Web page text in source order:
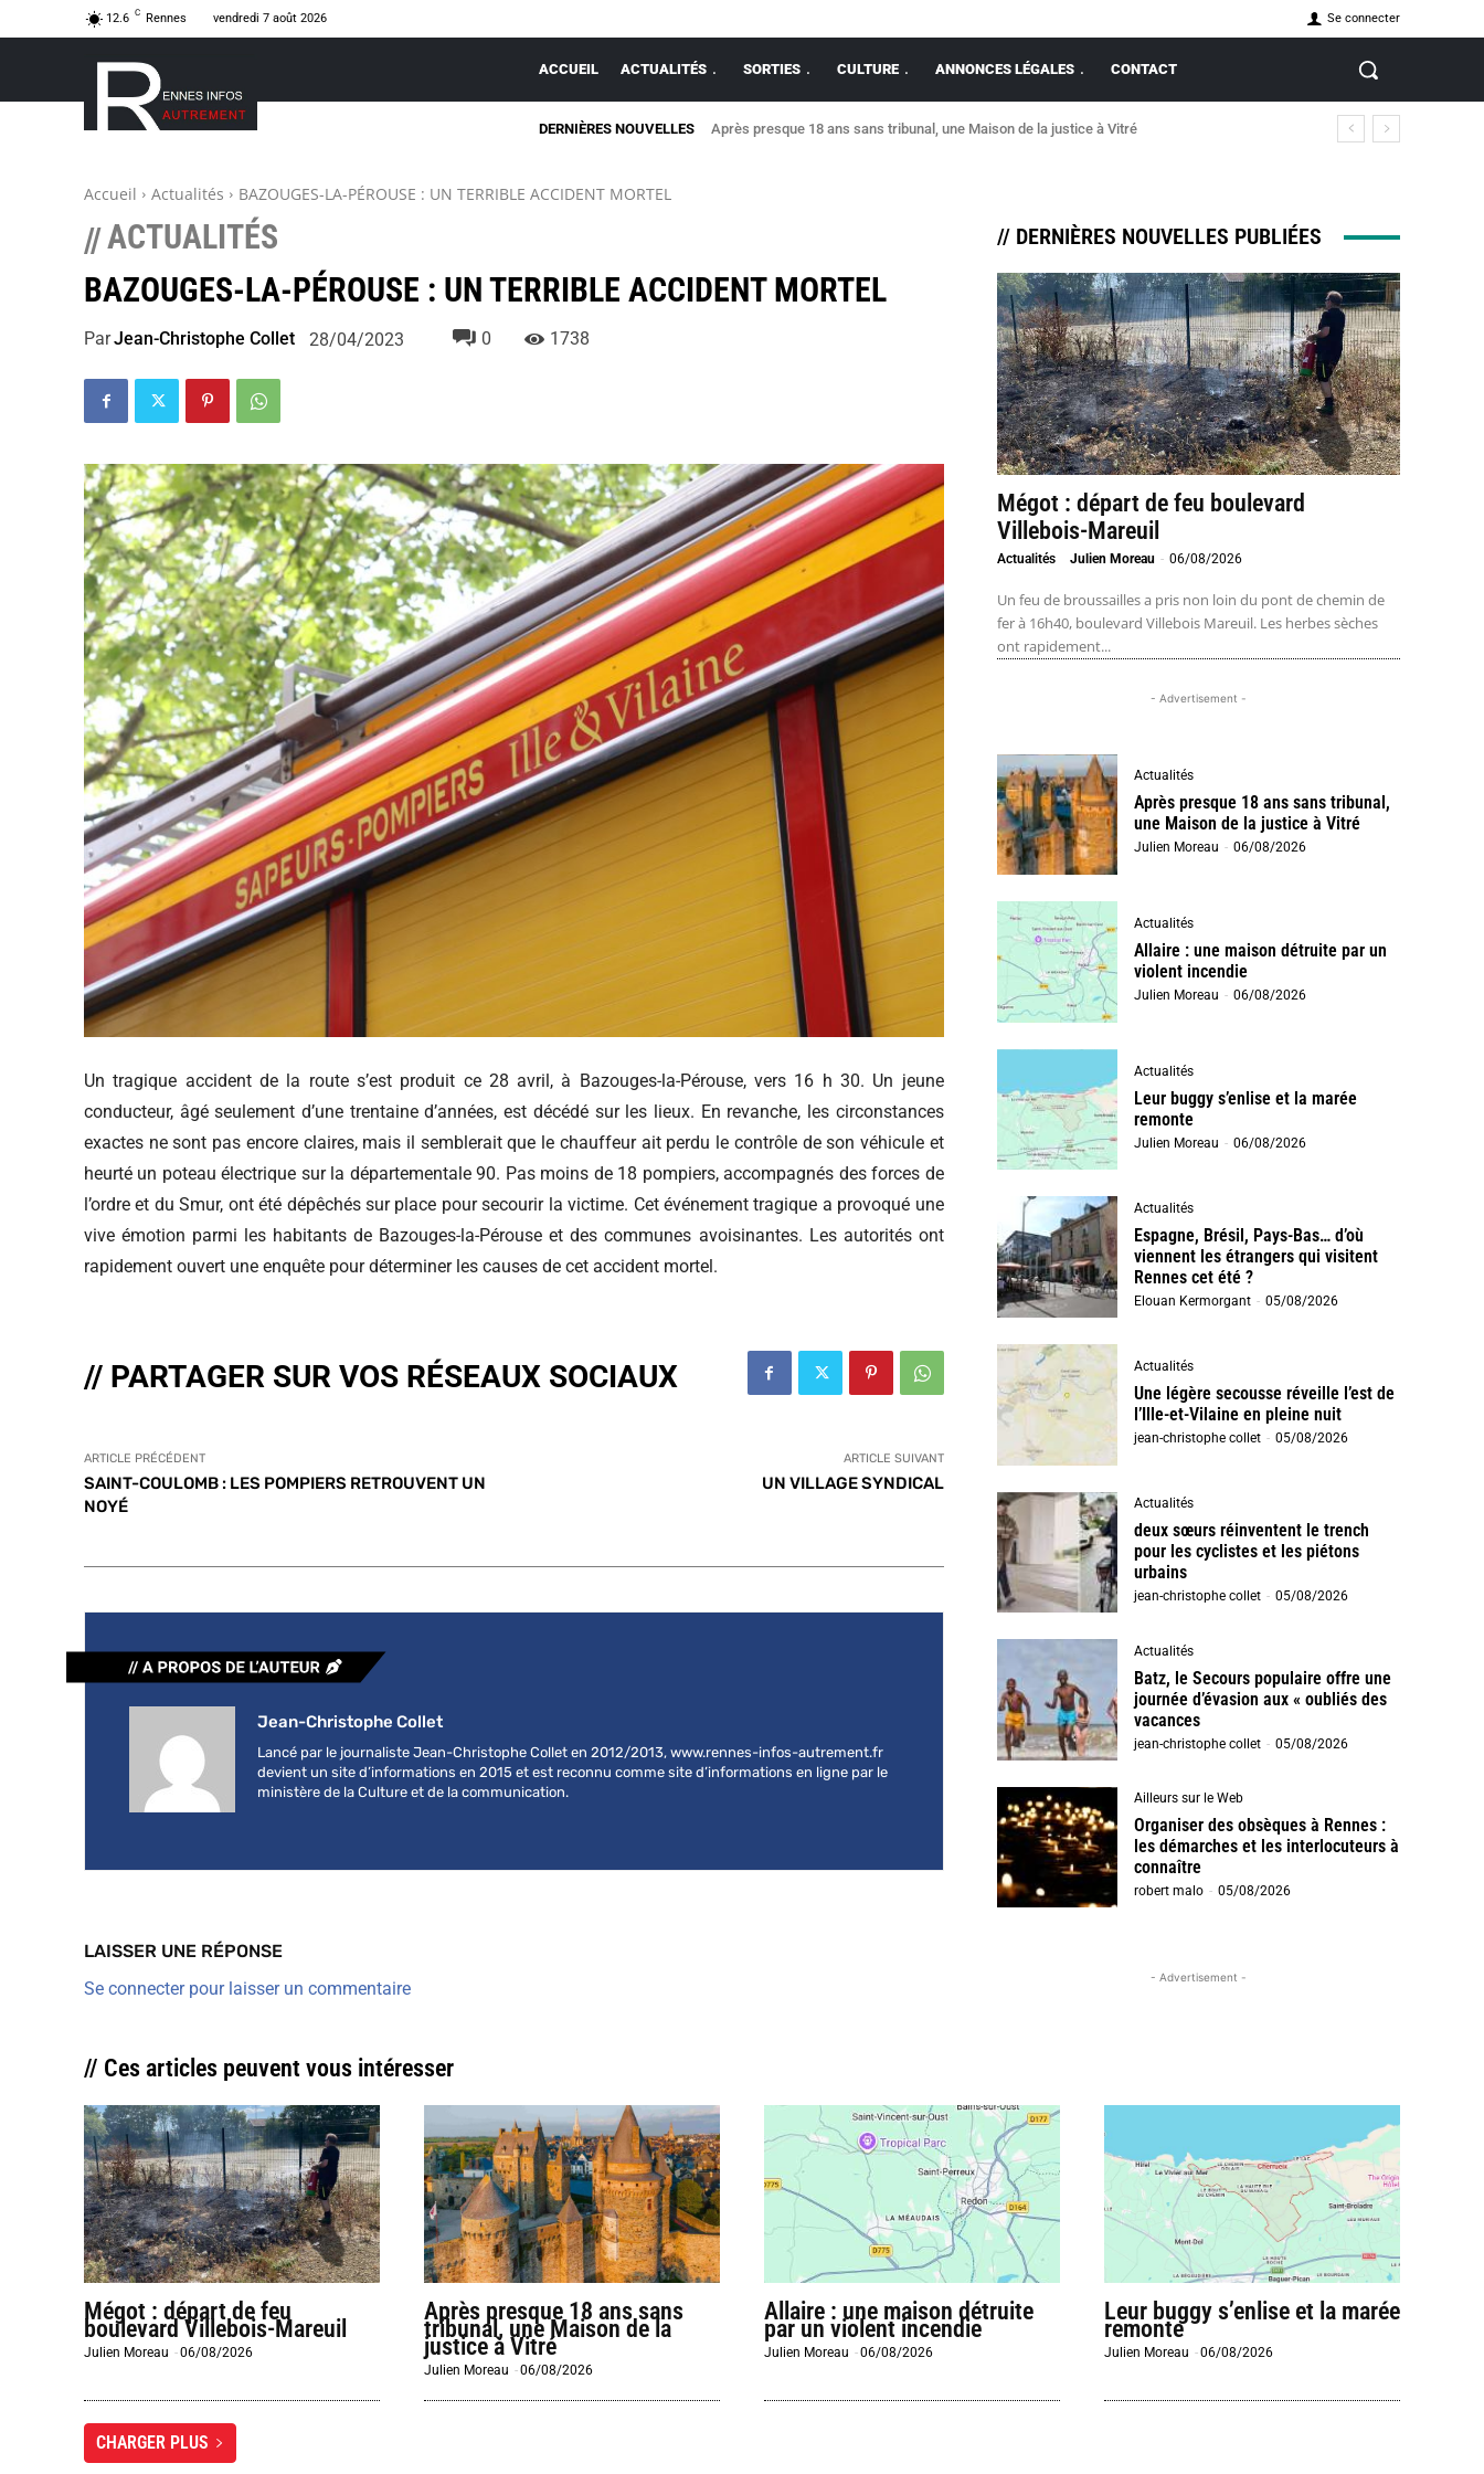
12.6 C Rennes vendredi 7 août 2026 Se connecter
ACCUEIL ACTUALITÉS SORTIES CULTURE ANNONCES LÉGALES CONTACT
DERNIÈRES NOUVELLES Après presque 18 ans sans tribunal, une Maison de la justice à Vitré
Accueil Actualités BAZOUGES-LA-PÉROUSE : UN TERRIBLE ACCIDENT MORTEL
//ACTUALITÉS
BAZOUGES-LA-PÉROUSE : UN TERRIBLE ACCIDENT MORTEL
ParJean-Christophe Collet 28/04/2023 0 1738
Un tragique accident de la route s’est produit ce 28 avril, à Bazouges-la-Pérouse, vers 16 h 30. Un jeune
conducteur, âgé seulement d’une trentaine d’années, est décédé sur les lieux. En revanche, les circonstances
exactes ne sont pas encore claires, mais il semblerait que le chauffeur ait perdu le contrôle de son véhicule et
heurté un poteau électrique sur la départementale 90. Pas moins de 18 pompiers, accompagnés des forces de
l’ordre et du Smur, ont été dépêchés sur place pour secourir la victime. Cet événement tragique a provoqué une
vive émotion parmi les habitants de Bazouges-la-Pérouse et des communes avoisinantes. Les autorités ont
rapidement ouvert une enquête pour déterminer les causes de cet accident mortel.
// PARTAGER SUR VOS RÉSEAUX SOCIAUX
ARTICLE PRÉCÉDENT
SAINT-COULOMB : LES POMPIERS RETROUVENT UN
NOYÉ
ARTICLE SUIVANT
UN VILLAGE SYNDICAL
Jean-Christophe Collet
Lancé par le journaliste Jean-Christophe Collet en 2012/2013, www.rennes-infos-autrement.fr
devient un site d’informations en 2015 et est reconnu comme site d’informations en ligne par le
ministère de la Culture et de la communication.
LAISSER UNE RÉPONSE
Se connecter pour laisser un commentaire
// DERNIÈRES NOUVELLES PUBLIÉES
Mégot : départ de feu boulevard
Villebois-Mareuil
Actualités Julien Moreau - 06/08/2026
Un feu de broussailles a pris non loin du pont de chemin de
fer à 16h40, boulevard Villebois Mareuil. Les herbes sèches
ont rapidement...
- Advertisement -
Actualités
Après presque 18 ans sans tribunal,
une Maison de la justice à Vitré
Julien Moreau - 06/08/2026
Actualités
Allaire : une maison détruite par un
violent incendie
Julien Moreau - 06/08/2026
Actualités
Leur buggy s’enlise et la marée
remonte
Julien Moreau - 06/08/2026
Actualités
Espagne, Brésil, Pays-Bas… d’où
viennent les étrangers qui visitent
Rennes cet été ?
Elouan Kermorgant - 05/08/2026
Actualités
Une légère secousse réveille l’est de
l’Ille-et-Vilaine en pleine nuit
jean-christophe collet - 05/08/2026
Actualités
deux sœurs réinventent le trench
pour les cyclistes et les piétons
urbains
jean-christophe collet - 05/08/2026
Actualités
Batz, le Secours populaire offre une
journée d’évasion aux « oubliés des
vacances
jean-christophe collet - 05/08/2026
Ailleurs sur le Web
Organiser des obsèques à Rennes :
les démarches et les interlocuteurs à
connaître
robert malo - 05/08/2026
- Advertisement -
// Ces articles peuvent vous intéresser
Mégot : départ de feu
boulevard Villebois-Mareuil
Julien Moreau -06/08/2026
Après presque 18 ans sans
tribunal, une Maison de la
justice à Vitré
Julien Moreau -06/08/2026
Allaire : une maison détruite
par un violent incendie
Julien Moreau -06/08/2026
Leur buggy s’enlise et la marée
remonte
Julien Moreau -06/08/2026
CHARGER PLUS